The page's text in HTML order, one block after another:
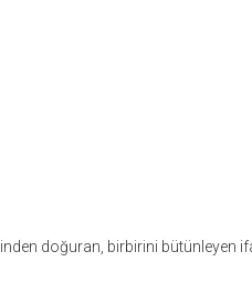
doğuran, birbirini bütünleyen